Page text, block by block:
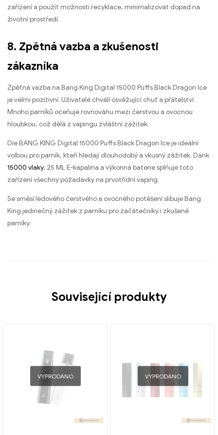
zařízení a použít možnosti recyklace, minimalizovat dopad na
životní prostředí.
8. Zpětná vazba a zkušenosti
zákazníka
Zpětná vazba na Bang King Digital 15000 Puffs Black Dragon Ice
je velmi pozitivní. Uživatelé chválí osvěžující chuť a přátelství.
Mnoho parníků oceňuje rovnováhu mezi čerstvou a ovocnou
hloubkou, což dělá z vapingu zvláštní zážitek.
Die BANG KING Digital 15000 Puffs Black Dragon Ice je ideální
volbou pro parník, kteří hledají dlouhodobý a vkusný zážitek. Dank
15000 vlaky, 25 ML E-kapalina a výkonná baterie splňuje toto
zařízení všechny požadavky na prvotřídní vaping.
Se směsí ledového čerstvého a ovocného potěšení slibuje Bang
King jedinečný zážitek z parníku pro začátečníky i zkušené
parníky.
Související produkty
VYPRODÁNO VYPRODÁNO